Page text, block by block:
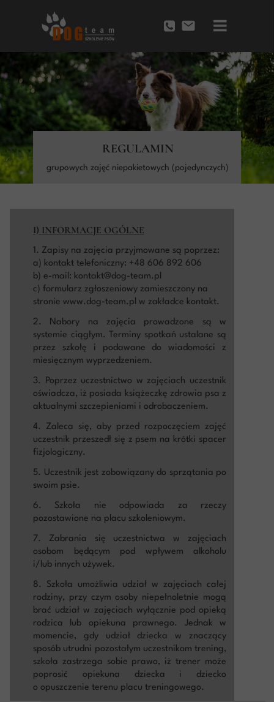
Przycisk
REGULAMIN
grupowych zajęć niepakietowych (pojedynczych)
I) INFORMACJE OGÓLNE
1. Zapisy na zajęcia przyjmowane są poprzez:
a) kontakt telefoniczny: +48 606 892 606
b) e-mail: kontakt@dog-team.pl
c) formularz zgłoszeniowy zamieszczony na
stronie www.dog-team.pl w zakładce kontakt.
2. Nabory na zajęcia prowadzone są w
systemie ciągłym. Terminy spotkań ustalane są
przez szkołę i podawane do wiadomości z
miesięcznym wyprzedzeniem.
3. Poprzez uczestnictwo w zajęciach uczestnik
oświadcza, iż posiada książeczkę zdrowia psa z
aktualnymi szczepieniami i odrobaczeniem.
4. Zaleca się, aby przed rozpoczęciem zajęć
uczestnik przeszedł się z psem na krótki spacer
fizjologiczny.
5. Uczestnik jest zobowiązany do sprzątania po
swoim psie.
6. Szkoła nie odpowiada za rzeczy
pozostawione na placu szkoleniowym.
7. Zabrania się uczestnictwa w zajęciach
osobom będącym pod wpływem alkoholu
i/lub innych używek.
8. Szkoła umożliwia udział w zajęciach całej
rodziny, przy czym osoby niepełnoletnie mogą
brać udział w zajęciach wyłącznie pod opieką
rodzica lub opiekuna prawnego. Jednak w
momencie, gdy udział dziecka w znaczący
sposób utrudni pozostałym uczestnikom trening,
szkoła zastrzega sobie prawo, iż trener może
poprosić opiekuna dziecka i dziecko
o opuszczenie terenu placu treningowego.